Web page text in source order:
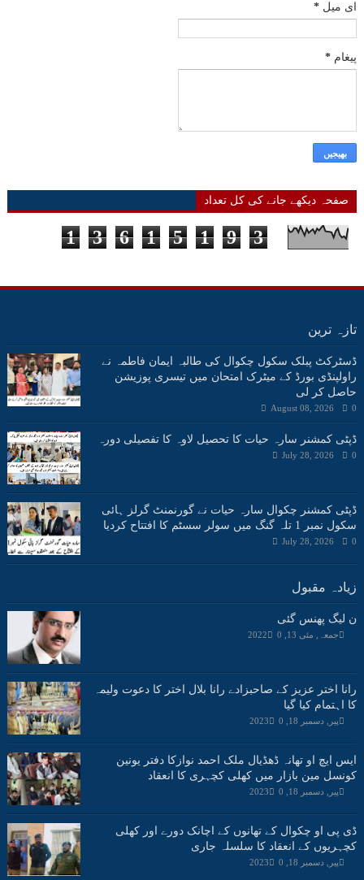
ای میل *
پیغام *
صفحہ دیکھے جانے کی کل تعداد
1 3 6 1 5 1 9 3
تازہ ترین
ڈسٹرکٹ پبلک سکول چکوال کی طالبہ ایمان فاطمہ نے
راولپنڈی بورڈ کے میٹرک امتحان میں تیسری پوزیشن
حاصل کر لی
August 08, 2026 0
ڈپٹی کمشنر سارہ حیات کا تحصیل لاوہ کا تفصیلی دورہ
July 28, 2026 0
ڈپٹی کمشنر چکوال سارہ حیات نے گورنمنٹ گرلز ہائی
سکول نمبر 1 تلہ گنگ میں سولر سسٹم کا افتتاح کردیا
July 28, 2026 0
زیادہ مقبول
ن لیگ پھنس گئی
جمعہ, مئی 13, 2022 0
رانا اختر عزیز کے صاحبزادے رانا بلال اختر کا دعوت ولیمہ
کا اہتمام کیا گیا
پیر, دسمبر 18, 2023 0
ایس ایچ او تھانہ ڈھڈیال ملک احمد نوازکا دفتر یونین
کونسل مین بازار میں کھلی کچہری کا انعقاد
پیر, دسمبر 18, 2023 0
ڈی پی او چکوال کے تھانوں کے اچانک دورے اور کھلی
کچہریوں کے انعقاد کا سلسلہ جاری
پیر, دسمبر 18, 2023 0